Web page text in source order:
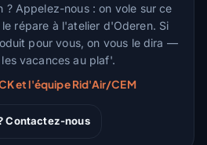
? Appelez-nous : on vole sur ce
répare à l'atelier d'Oderen. Si
pour vous, on vous le dira —
vacances au plaf'.
et l'équipe Rid'Air/CEM
Contactez-nous